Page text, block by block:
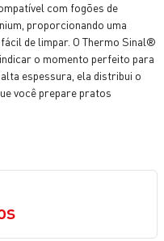
com fogões de
proporcionando uma
de limpar. O Thermo Sinal®
o momento perfeito para
espessura, ela distribui o
você prepare pratos
pop